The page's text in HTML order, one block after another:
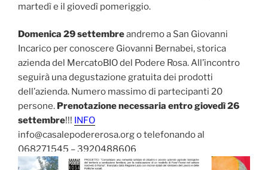
martedì e il giovedì pomeriggio.
Domenica 29 settembreandremo a San Giovanni
Incarico per conoscere Giovanni Bernabei, storica
azienda del MercatoBIO del Podere Rosa. All’incontro
seguirà una degustazione gratuita dei prodotti
dell’azienda. Numero massimo di partecipanti 20
persone. Prenotazione necessaria entro giovedì 26
settembre!!! INFO
info@casalepodererosa.org o telefonando al
068271545 – 3920488606